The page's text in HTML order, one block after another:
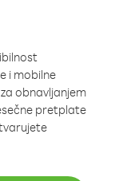
i mobilne
obnavljanjem
pretplate